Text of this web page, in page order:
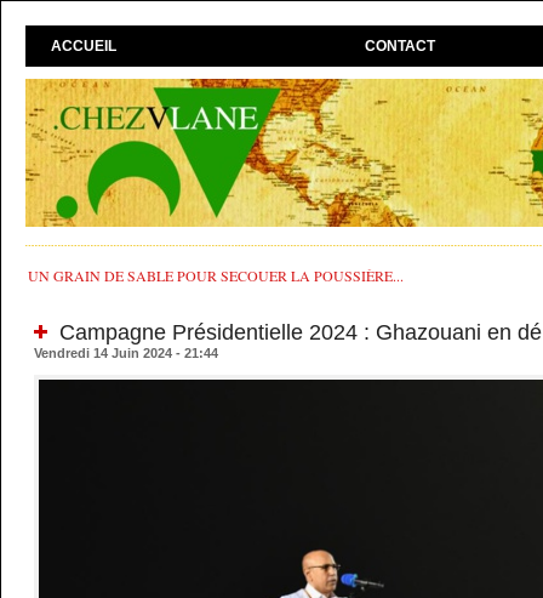
ACCUEIL CONTACT
UN GRAIN DE SABLE POUR SECOUER LA POUSSIÈRE...
Campagne Présidentielle 2024 : Ghazouani en
Vendredi 14 Juin 2024 - 21:44